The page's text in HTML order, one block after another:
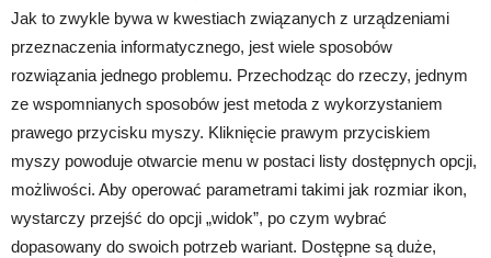
Jak to zwykle bywa w kwestiach związanych z urządzeniami
przeznaczenia informatycznego, jest wiele sposobów
rozwiązania jednego problemu. Przechodząc do rzeczy, jednym
ze wspomnianych sposobów jest metoda z wykorzystaniem
prawego przycisku myszy. Kliknięcie prawym przyciskiem
myszy powoduje otwarcie menu w postaci listy dostępnych opcji,
możliwości. Aby operować parametrami takimi jak rozmiar ikon,
wystarczy przejść do opcji „widok”, po czym wybrać
dopasowany do swoich potrzeb wariant. Dostępne są duże,